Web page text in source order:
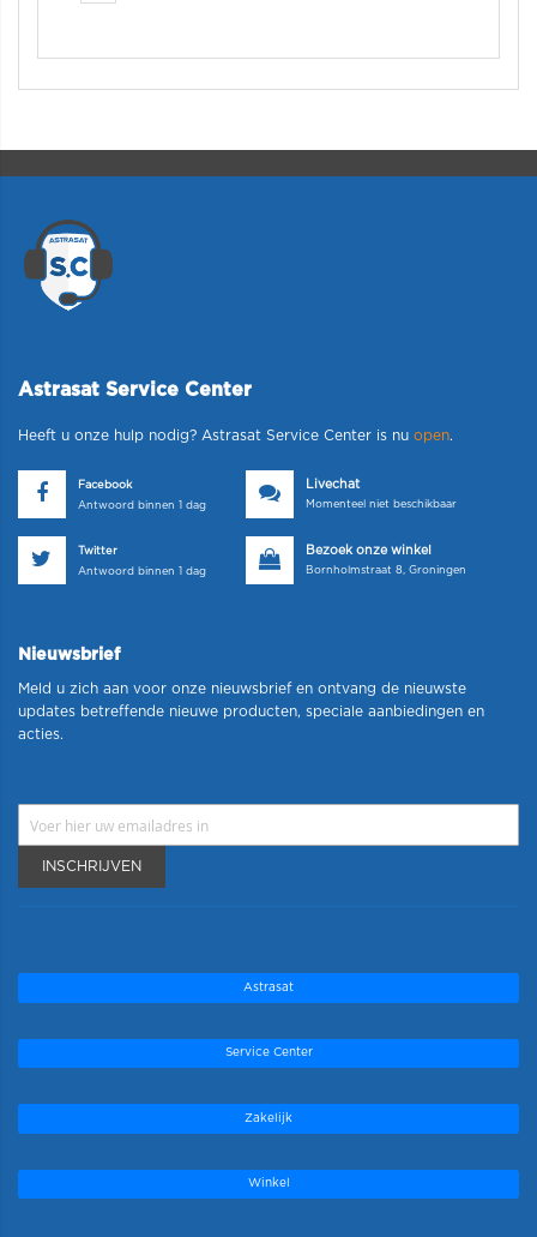
Astrasat Service Center
Heeft u onze hulp nodig? Astrasat Service Center is nu open.
Facebook
Antwoord binnen 1 dag
Livechat
Momenteel niet beschikbaar
Twitter
Antwoord binnen 1 dag
Bezoek onze winkel
Bornholmstraat 8, Groningen
Nieuwsbrief
Meld u zich aan voor onze nieuwsbrief en ontvang de nieuwste
updates betreffende nieuwe producten, speciale aanbiedingen en
acties.
INSCHRIJVEN
Astrasat
Service Center
Zakelijk
Winkel